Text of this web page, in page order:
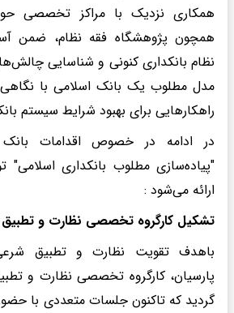
همکاری نزدیک با مراکز تخصصی
همچون پژوهشگاه فقه نظام، ضمن
نظام بانکداری کنونی و شناسایی
مدل مطلوب یک بانک اسلامی با نگاهی
راهکارهایی برای بهبود شرایط سیستم
در ادامه در خصوص اقدامات
"پیاده‌سازی مطلوب بانکداری
ارائه می‌شود :
تشکیل کارگروه تخصصی نظارت و
باهدف تقویت نظارت و تطبیق
پارسیان، کارگروه تخصصی نظارت و
گردید که تاکنون جلسات متعددی با